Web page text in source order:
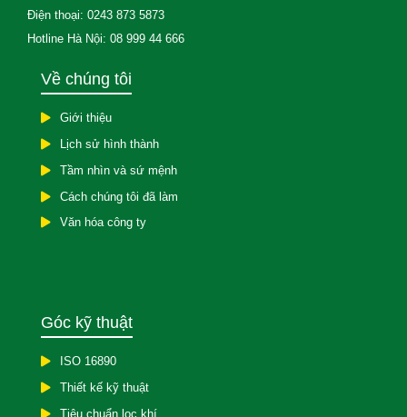
Điện thoại: 0243 873 5873
Hotline Hà Nội: 08 999 44 666
Về chúng tôi
Giới thiệu
Lịch sử hình thành
Tầm nhìn và sứ mệnh
Cách chúng tôi đã làm
Văn hóa công ty
Góc kỹ thuật
ISO 16890
Thiết kế kỹ thuật
Tiêu chuẩn lọc khí